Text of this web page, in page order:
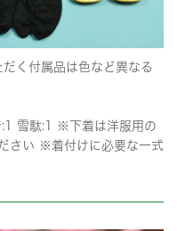
く付属品は色など異なる
雪駄:1 ※下着は洋服用の
さい ※着付けに必要な一式